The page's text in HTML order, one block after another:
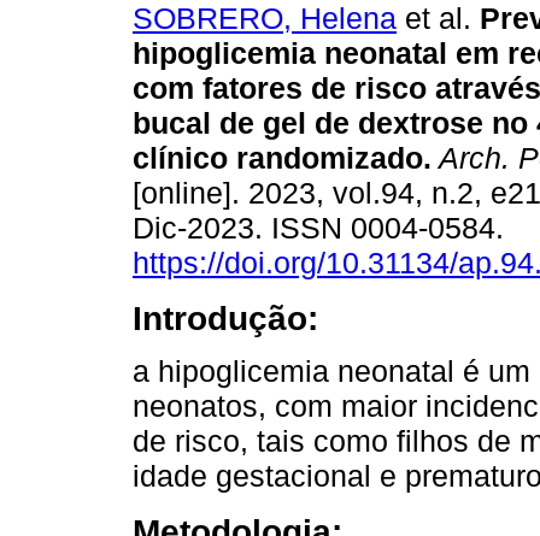
SOBRERO, Helena et al.
hipoglicemia neonatal em
com fatores de risco
bucal de gel de dextrose no
clínico randomizado. Arch.
[online]. 2023, vol.94, n.2,
Dic-2023. ISSN 0004-0584.
https://doi.org/10.31134/
Introdução:
a hipoglicemia neonatal é
neonatos, com maior
de risco, tais como filhos de
idade gestacional e